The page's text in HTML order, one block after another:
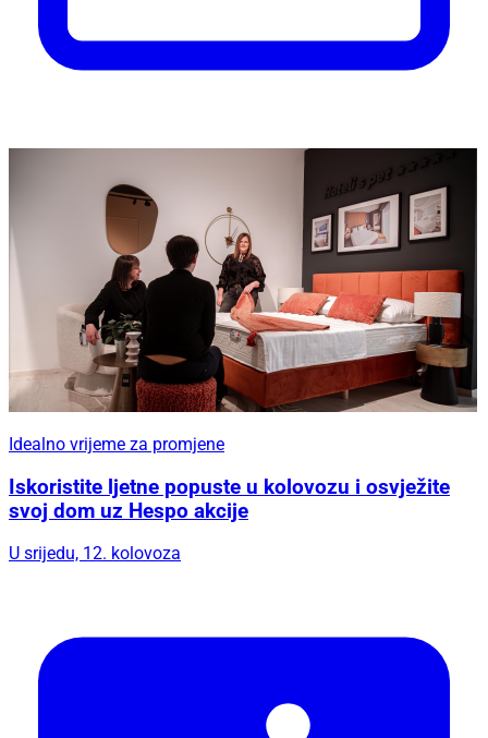
Idealno vrijeme za promjene
Iskoristite ljetne popuste u kolovozu i osvježite
svoj dom uz Hespo akcije
U srijedu, 12. kolovoza